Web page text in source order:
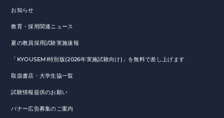
お知らせ
教育・採用関連ニュース
夏の教員採用試験実施速報
「KYOUSEMI特別版(2026年実施試験向け)」を無料で差し上げます
取扱書店・大学生協一覧
試験情報提供のお願い
バナー広告募集のご案内